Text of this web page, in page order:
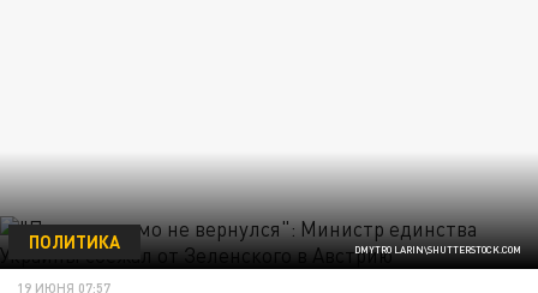
DMYTRO LARIN\SHUTTERSTOCK.COM
ПОЛИТИКА
19 ИЮНЯ 07:57